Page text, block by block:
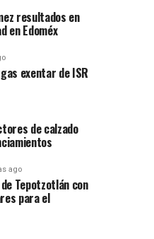
resultados en
en Edoméx
exentar de ISR
de calzado
ago
Tepotzotlán con
para el